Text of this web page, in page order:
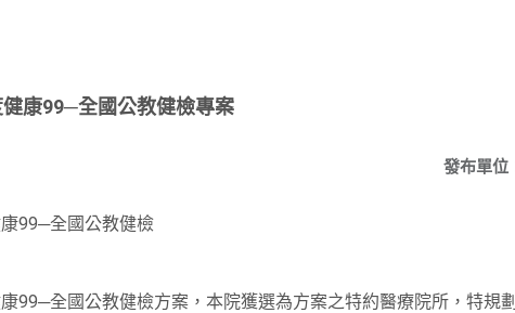
康99─全國公教健檢專案
發布單位
99─全國公教健檢
99─全國公教健檢方案，本院獲選為方案之特約醫療院所，特規